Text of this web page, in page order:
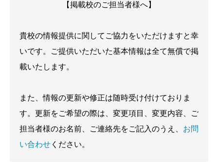
【掲載校のご担当者様へ】
貴校の情報提供に関してご協力をいただけますと幸
いです。ご提供いただいた基本情報は全て無償で掲
載いたします。
また、情報の更新や修正は随時受け付けておりま
す。更新をご希望の際は、変更項目、変更内容、ご
担当者様のお名前、ご連絡先をご記入のうえ、 お問
い合わせ ください。